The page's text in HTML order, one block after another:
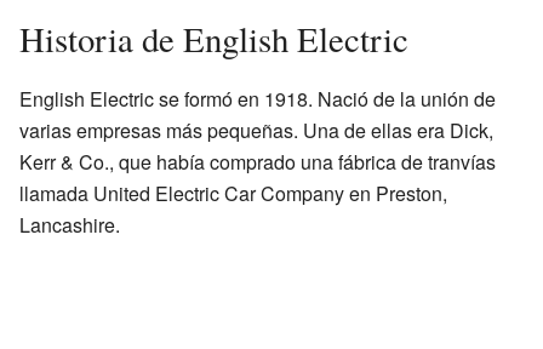
Historia de English Electric
English Electric se formó en 1918. Nació de la unión de
varias empresas más pequeñas. Una de ellas era Dick,
Kerr & Co., que había comprado una fábrica de tranvías
llamada United Electric Car Company en Preston,
Lancashire.